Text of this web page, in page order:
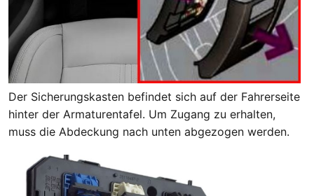
Der Sicherungskasten befindet sich auf der Fahrerseite
hinter der Armaturentafel. Um Zugang zu erhalten,
muss die Abdeckung nach unten abgezogen werden.